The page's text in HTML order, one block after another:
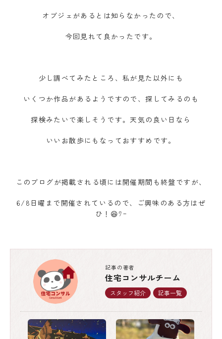
オブジェがあるとは知らなかったので、
今回見れて良かったです。
少し調べてみたところ、私が見た以外にも
いくつか作品があるようですので、探してみるのも
探検みたいで楽しそうです。天気の良い日なら
いいお散歩にもなっておすすめです。
このブログが掲載される頃には開催期間も終盤ですが、
6/8日曜まで開催されているので、ご興味のある方はぜ
ひ！😆ﾜｰ
記事の著者
住宅コンサルチーム
スタッフ紹介 記事一覧